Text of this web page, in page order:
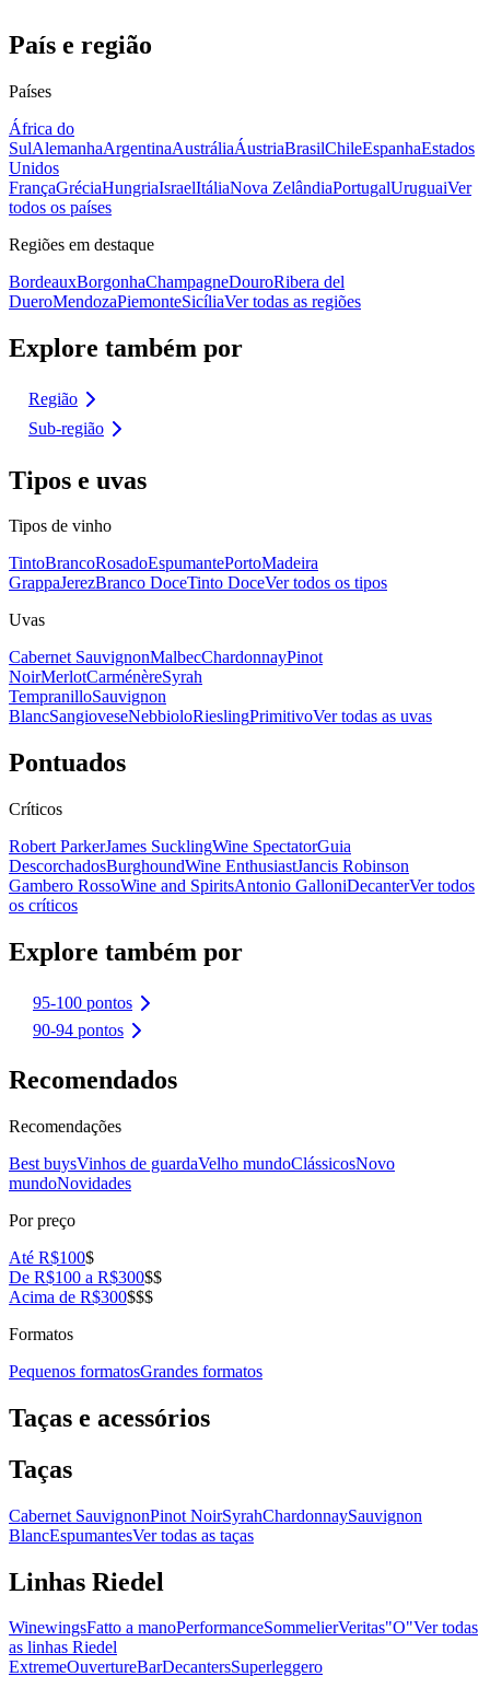
País e região
Países
África do
SulAlemanhaArgentinaAustráliaÁustriaBrasilChileEspanhaEstados
Unidos
FrançaGréciaHungriaIsraelItáliaNova ZelândiaPortugalUruguaiVer
todos os países
Regiões em destaque
BordeauxBorgonhaChampagneDouroRibera del
DueroMendozaPiemonteSicíliaVer todas as regiões
Explore também por
Região
Sub-região
Tipos e uvas
Tipos de vinho
TintoBrancoRosadoEspumantePortoMadeira
GrappaJerezBranco DoceTinto DoceVer todos os tipos
Uvas
Cabernet SauvignonMalbecChardonnayPinot
NoirMerlotCarménèreSyrah
TempranilloSauvignon
BlancSangioveseNebbioloRieslingPrimitivoVer todas as uvas
Pontuados
Críticos
Robert ParkerJames SucklingWine SpectatorGuia
DescorchadosBurghoundWine EnthusiastJancis Robinson
Gambero RossoWine and SpiritsAntonio GalloniDecanterVer todos
os críticos
Explore também por
95-100 pontos
90-94 pontos
Recomendados
Recomendações
Best buysVinhos de guardaVelho mundoClássicosNovo
mundoNovidades
Por preço
Até R$100$
De R$100 a R$300$$
Acima de R$300$$$
Formatos
Pequenos formatosGrandes formatos
Taças e acessórios
Taças
Cabernet SauvignonPinot NoirSyrahChardonnaySauvignon
BlancEspumantesVer todas as taças
Linhas Riedel
WinewingsFatto a manoPerformanceSommelierVeritas"O"Ver todas
as linhas Riedel
ExtremeOuvertureBarDecantersSuperleggero